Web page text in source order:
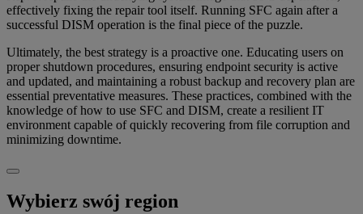
effectively fixing the repair tool itself. Running SFC again after a
successful DISM operation is the final piece of the puzzle.
Ultimately, the best strategy is a proactive one. Educating users on
proper shutdown procedures, ensuring endpoint security is active
and updated, and maintaining a robust backup and recovery plan are
essential preventative measures. These practices, combined with the
knowledge of how to use SFC and DISM, create a resilient IT
environment capable of quickly recovering from file corruption and
minimizing downtime.
Wybierz swój region